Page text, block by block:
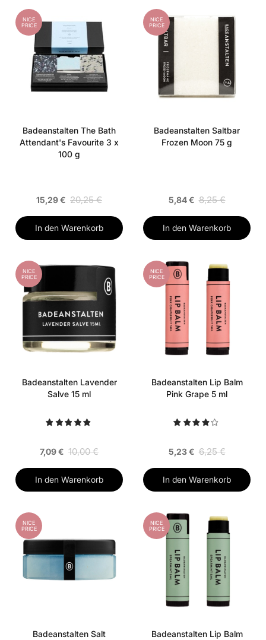
NICE
PRICE
Badeanstalten The Bath
Attendant's Favourite 3 x
100 g
15,29 € 20,25 €
In den Warenkorb
NICE
PRICE
Badeanstalten Saltbar
Frozen Moon 75 g
5,84 € 8,25 €
In den Warenkorb
NICE
PRICE
Badeanstalten Lavender
Salve 15 ml
7,09 € 10,00 €
In den Warenkorb
NICE
PRICE
Badeanstalten Lip Balm
Pink Grape 5 ml
5,23 € 6,25 €
In den Warenkorb
NICE
PRICE
Badeanstalten Salt
NICE
PRICE
Badeanstalten Lip Balm